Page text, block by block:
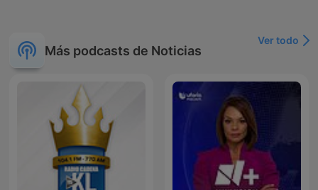
Más podcasts de Noticias
Ver todo